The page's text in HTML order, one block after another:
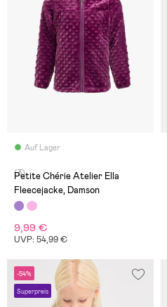
Auf Lager
(3)
Petite Chérie Atelier Ella
Fleecejacke, Damson
9,99 €
UVP: 54,99 €
-54%
Superpreis